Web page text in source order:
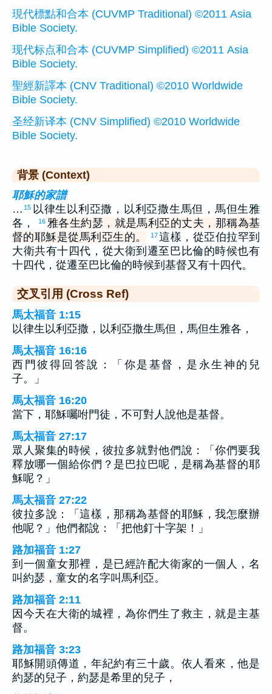
現代標點和合本 (CUVMP Traditional) ©2011 Asia
Bible Society.
现代标点和合本 (CUVMP Simplified) ©2011 Asia
Bible Society.
聖經新譯本 (CNV Traditional) ©2010 Worldwide
Bible Society.
圣经新译本 (CNV Simplified) ©2010 Worldwide
Bible Society.
背景 (Context)
耶穌的家譜
… 15 以律生以利亞撒，以利亞撒生馬但，馬但生雅
各，
16 雅各生約瑟，就是馬利亞的丈夫，那稱為基
督的耶穌是從馬利亞生的。
17這樣，從亞伯拉罕到
大衛共有十四代，從大衛到遷至巴比倫的時候也有
十四代，從遷至巴比倫的時候到基督又有十四代。
交叉引用 (Cross Ref)
馬太福音 1:15
以律生以利亞撒，以利亞撒生馬但，馬但生雅各，
馬太福音 16:16
西門彼得回答說：「你是基督，是永生神的兒
子。」
馬太福音 16:20
當下，耶穌囑咐門徒，不可對人說他是基督。
馬太福音 27:17
眾人聚集的時候，彼拉多就對他們說：「你們要我
釋放哪一個給你們？是巴拉巴呢，是稱為基督的耶
穌呢？」
馬太福音 27:22
彼拉多說：「這樣，那稱為基督的耶穌，我怎麼辦
他呢？」他們都說：「把他釘十字架！」
路加福音 1:27
到一個童女那裡，是已經許配大衛家的一個人，名
叫約瑟，童女的名字叫馬利亞。
路加福音 2:11
因今天在大衛的城裡，為你們生了救主，就是主基
督。
路加福音 3:23
耶穌開頭傳道，年紀約有三十歲。依人看來，他是
約瑟的兒子，約瑟是希里的兒子，